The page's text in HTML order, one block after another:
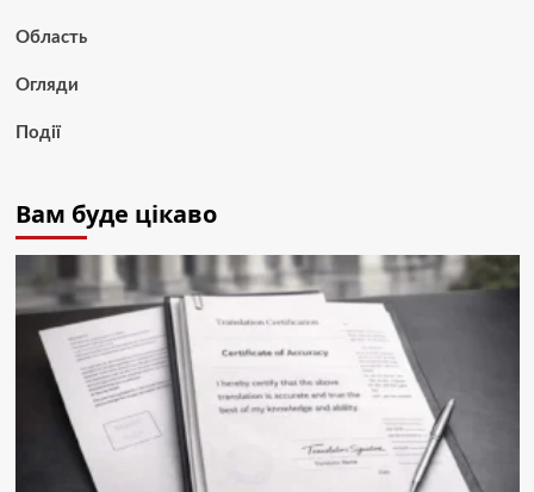
Область
Огляди
Події
Вам буде цікаво